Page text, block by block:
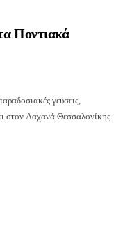
Ποντιακά
γεύσεις,
στον Λαχανά Θεσσαλονίκης.